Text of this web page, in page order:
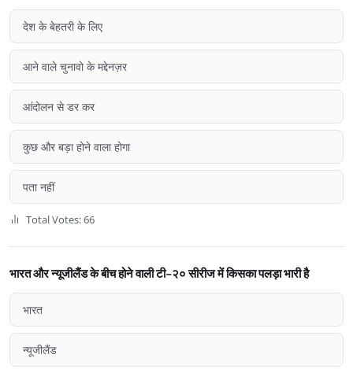
देश के बेहतरी के लिए
आने वाले चुनावो के मद्देनज़र
आंदोलन से डर कर
कुछ और बड़ा होने वाला होगा
पता नहीं
Total Votes: 66
भारत और न्यूजीलैंड के बीच होने वाली टी-२० सीरीज में किसका पलड़ा भारी है
भारत
न्यूजीलैंड